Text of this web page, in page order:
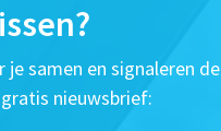
samen en signaleren de
nieuwsbrief: